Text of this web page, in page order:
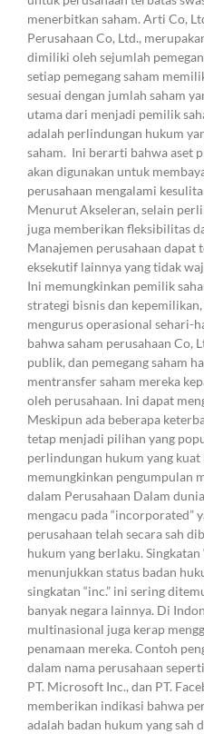
menerbitkan saham. Arti Co,
Perusahaan Co, Ltd.,
dimiliki oleh sejumlah
setiap pemegang saham
sesuai dengan jumlah saham
utama dari menjadi pemilik
adalah perlindungan hukum
saham. Ini berarti bahwa aset
akan digunakan untuk
perusahaan mengalami
Menurut Akseleran, selain
juga memberikan fleksibilitas
Manajemen perusahaan
eksekutif lainnya yang tidak
Ini memungkinkan pemilik
strategi bisnis dan
mengurus operasional sehari-
bahwa saham perusahaan Co,
publik, dan pemegang saham
mentransfer saham mereka
oleh perusahaan. Ini dapat
Meskipun ada beberapa
tetap menjadi pilihan yang
perlindungan hukum yang kuat
memungkinkan pengumpulan
dalam Perusahaan Dalam
mengacu pada “incorporated”
perusahaan telah secara sah
hukum yang berlaku.
menunjukkan status badan
singkatan “inc.” ini sering
banyak negara lainnya. Di
multinasional juga kerap
penamaan mereka. Contoh
dalam nama perusahaan
PT. Microsoft Inc., dan PT.
memberikan indikasi bahwa
adalah badan hukum yang sah